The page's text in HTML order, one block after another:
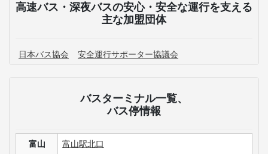
高速バス・深夜バスの安心・安全な運行を支える
主な加盟団体
日本バス協会 安全運行サポーター協議会
バスターミナル一覧、
バス停情報
富山 富山駅北口